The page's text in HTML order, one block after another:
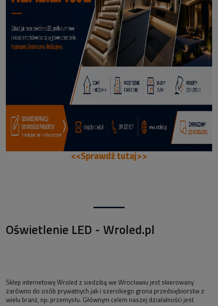
70,50 zł
DODAJ DO KOSZYKA
<<Sprawdź tutaj>>
Oświetlenie LED - Wroled.pl
Sklep internetowy Wroled z siedzibą we Wrocławiu jest skierowany
zarówno do osób prywatnych jak i szerokiego grona przedsiębiorstw z
wielu branż, np: przemysłu. Głównym celem naszej działalności jest